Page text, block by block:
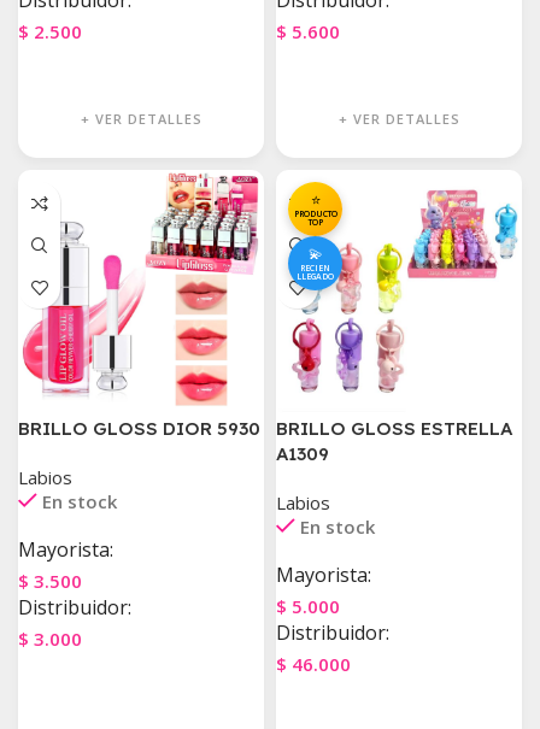
$ 2.500
+ VER DETALLES
$ 5.600
+ VER DETALLES
BRILLO GLOSS DIOR 5930
Labios
En stock
Mayorista:
$ 3.500
Distribuidor:
$ 3.000
⭐
PRODUCTO
TOP
💫
RECIEN
LLEGADO
BRILLO GLOSS ESTRELLA
A1309
Labios
En stock
Mayorista:
$ 5.000
Distribuidor:
$ 46.000